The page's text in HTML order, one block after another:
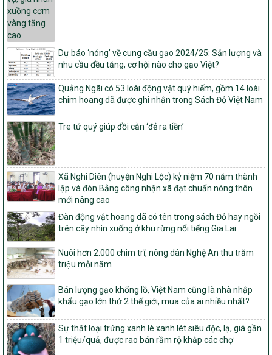
vụ xây dựng nông thôn mới giai đoạn 2026 – 2030
Quyết định số 16/2026/QĐ-TTg
Quy định nguyên tắc, tiêu chí, định mức phân bổ ngân sách trung
ương và tỉ lệ vốn đối ứng ngân sách của địa phương thực hiện
Chương trình mục tiêu quốc gia xây dựng nông thôn mới, giảm
nghèo bền vững và phát triển kinh tế – xã hội vùng đồng bào dân
tộc thiểu số và miền núi giai đoạn 2026 – 2030
1451/QĐ-UBND
Phê duyệt danh sách các xã thuộc nhóm 1, nhóm 2, nhóm 3
trong xây dựng nông thôn mới giai đoạn 2026-2030 trên địa bàn
tỉnh Nghệ An
103/PTNT-NTM
Về việc đăng ký thực hiện Dự án liên kết theo chuỗi giá trị thuộc
Dự án 2 – Chương trình Mục tiêu quốc gia Giảm nghèo bền vững
giai đoạn 2021-2025 được kéo dài sang năm 2026
827/QĐ-BNNMT
Quyết định Ban hành Kế hoạch triển khai thực hiện Chương trình
mục tiêu quốc gia xây dựng nông thôn mới, giảm nghèo bền
vững và phát triển kinh tế – xã hội vùng đồng bào dân tộc thiểu
số và miền núi giai đoạn 2026-2035, giai đoạn I: Từ năm 2026
đến năm 2030
14/2026/TT-BNNMT
Hướng dẫn thực hiện một số nội dung tiêu chí, điều kiện thuộc Bộ
tiêu chí quốc gia về nông thôn mới giai đoạn 2026 – 2030 thuộc
phạm vi quản lý nhà nước của Bộ Nông nghiệp và Môi trường
417/QĐ-BNNMT
Phê duyệt Chương trình mục tiêu quốc gia xây dựng nông thôn
Dự báo ‘nóng’ về cung cầu gạo 2024/25: Sản lượng và
nhu cầu đều tăng, cơ hội nào cho gạo Việt?
Quảng Ngãi có 53 loài động vật quý hiếm, gồm 14 loài
chim hoang dã được ghi nhận trong Sách Đỏ Việt Nam
Tre tứ quý giúp đồi cằn ‘đẻ ra tiền’
Xã Nghi Diên (huyện Nghi Lộc) kỷ niệm 70 năm thành
lập và đón Bằng công nhận xã đạt chuẩn nông thôn
mới nâng cao
Đàn động vật hoang dã có tên trong sách Đỏ hay ngồi
trên cây nhìn xuống ở khu rừng nổi tiếng Gia Lai
Nuôi hơn 2.000 chim trĩ, nông dân Nghệ An thu trăm
triệu mỗi năm
Bán lượng gạo khổng lồ, Việt Nam cũng là nhà nhập
khẩu gạo lớn thứ 2 thế giới, mua của ai nhiều nhất?
Sự thật loại trứng xanh lè xanh lét siêu độc, lạ, giá gần
1 triệu/quả, được rao bán rầm rộ khắp các chợ